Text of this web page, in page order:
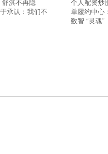
淇不再隐
承认：我们不
个人配资炒
单履约中心
数智 “灵魂”